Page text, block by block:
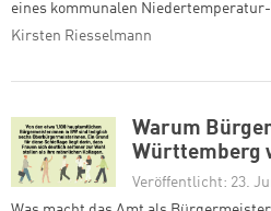
eines kommunalen
Kirsten Riesselmann
Warum
Württemberg
Veröffentlicht: 23.